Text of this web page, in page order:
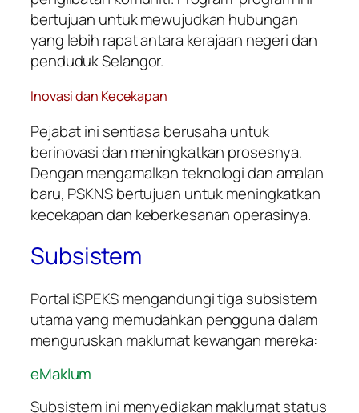
bertujuan untuk mewujudkan hubungan
yang lebih rapat antara kerajaan negeri dan
penduduk Selangor.
Inovasi dan Kecekapan
Pejabat ini sentiasa berusaha untuk
berinovasi dan meningkatkan prosesnya.
Dengan mengamalkan teknologi dan amalan
baru, PSKNS bertujuan untuk meningkatkan
kecekapan dan keberkesanan operasinya.
Subsistem
Portal iSPEKS mengandungi tiga subsistem
utama yang memudahkan pengguna dalam
menguruskan maklumat kewangan mereka:
eMaklum
Subsistem ini menyediakan maklumat status